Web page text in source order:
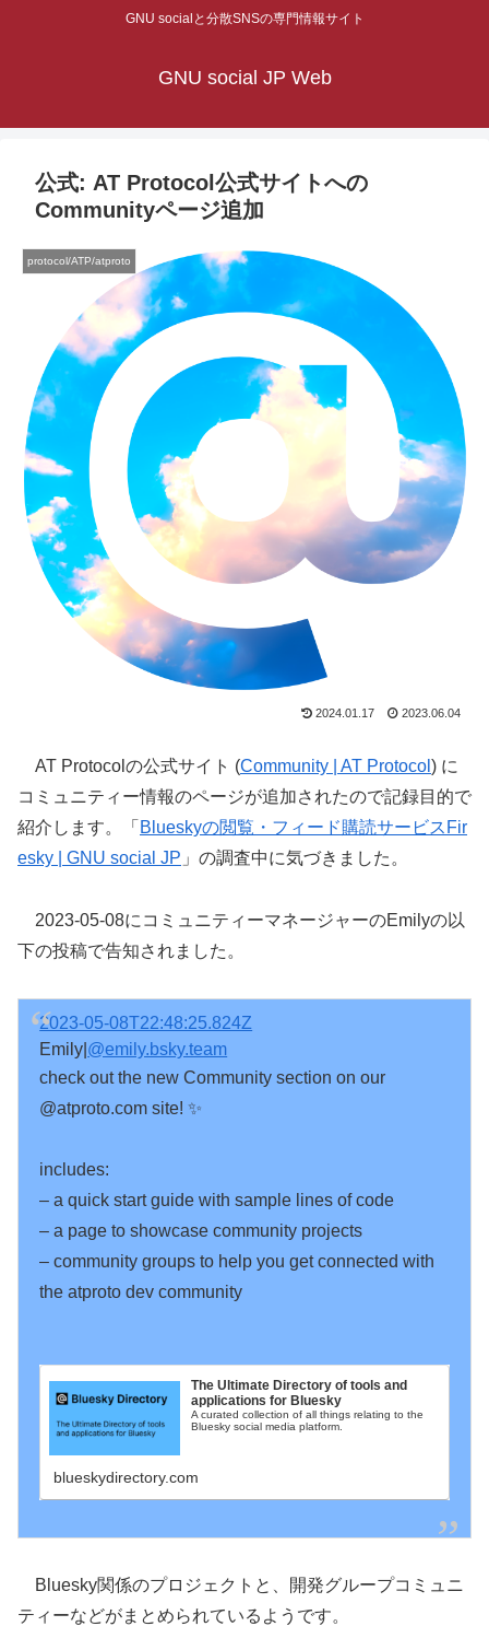
GNU socialと分散SNSの専門情報サイト
GNU social JP Web
公式: AT Protocol公式サイトへの
Communityページ追加
protocol/ATP/atproto
2024.01.17 2023.06.04
AT Protocolの公式サイト (Community | AT Protocol ) に
コミュニティー情報のページが追加されたので記録目的で
紹介します。「 Blueskyの閲覧・フィード購読サービスFir
esky | GNU social JP 」の調査中に気づきました。
2023-05-08にコミュニティーマネージャーのEmilyの以
下の投稿で告知されました。
2023-05-08T22:48:25.824Z
Emily| @emily.bsky.team
check out the new Community section on our
@atproto.com site! ✨
includes:
– a quick start guide with sample lines of code
– a page to showcase community projects
– community groups to help you get connected with
the atproto dev community
The Ultimate Directory of tools and
applications for Bluesky
A curated collection of all things relating to the
Bluesky social media platform.
blueskydirectory.com
Bluesky関係のプロジェクトと、開発グループコミュニ
ティーなどがまとめられているようです。